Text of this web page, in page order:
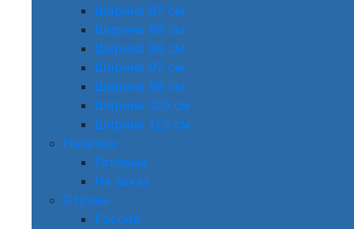
Ширина 87 см
Ширина 88 см
Ширина 96 см
Ширина 97 см
Ширина 98 см
Ширина 120 см
Ширина 125 см
Наличие
Готовые
На заказ
Страна
Россия